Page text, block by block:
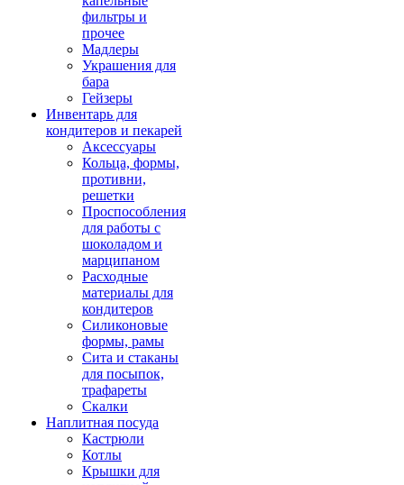
фильтры и
прочее
Мадлеры
Украшения для
бара
Гейзеры
Инвентарь для
кондитеров и пекарей
Аксессуары
Кольца, формы,
противни,
решетки
Проспособления
для работы с
шоколадом и
марципаном
Расходные
материалы для
кондитеров
Силиконовые
формы, рамы
Сита и стаканы
для посыпок,
трафареты
Скалки
Наплитная посуда
Кастрюли
Котлы
Крышки для